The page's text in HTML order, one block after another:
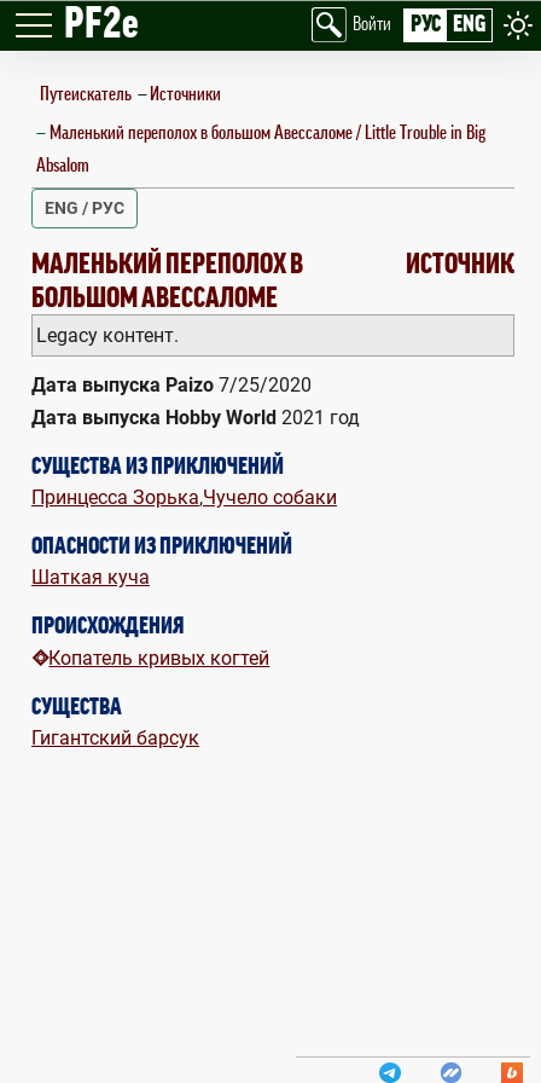
PF2e Войти РУС ENG
Путеискатель — Источники
Маленький переполох в большом Авессаломе / Little Trouble in Big
Absalom
ENG / РУС
МАЛЕНЬКИЙ ПЕРЕПОЛОХ В
БОЛЬШОМ АВЕССАЛОМЕ
LITTLE TROUBLE IN BIG ABSALOM ИСТОЧНИК
Legacy контент.
Дата выпуска Paizo 7/25/2020
Дата выпуска Hobby World 2021 год
СУЩЕСТВА ИЗ ПРИКЛЮЧЕНИЙ
Принцесса Зорька,Чучело собаки
ОПАСНОСТИ ИЗ ПРИКЛЮЧЕНИЙ
Шаткая куча
ПРОИСХОЖДЕНИЯ
Копатель кривых когтей
СУЩЕСТВА
Гигантский барсук